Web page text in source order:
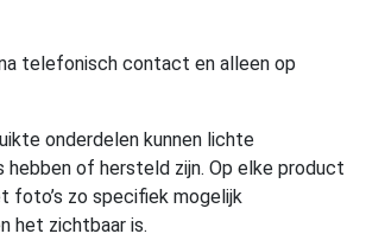
telefonisch contact en alleen op
onderdelen kunnen lichte
hebben of hersteld zijn. Op elke product
foto’s zo specifiek mogelijk
het zichtbaar is.